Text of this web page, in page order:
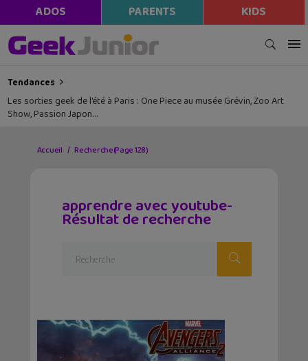
ADOS PARENTS KIDS
Tendances
Les sorties geek de l’été à Paris : One Piece au musée Grévin, Zoo Art
Show, Passion Japon…
Accueil Recherche(Page 128)
apprendre avec youtube-
Résultat de recherche